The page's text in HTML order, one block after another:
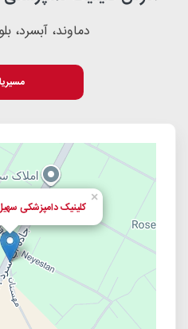
دماوند، آبسرد،
کلینیک دامپزشکی
×